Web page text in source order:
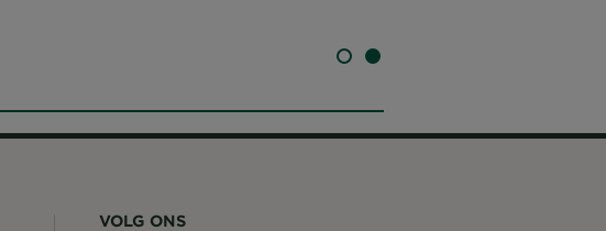
SLIDE 1SLIDE 2
VOLG ONS